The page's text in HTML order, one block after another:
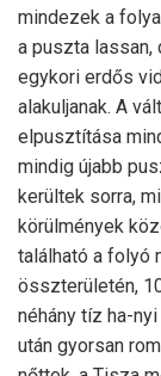
mindezek a
a puszta lassan,
egykori erdős
alakuljanak. A
elpusztítása
mindig újabb
kerültek sorra,
körülmények
található a folyó
összterületén,
néhány tíz ha-
után gyorsan